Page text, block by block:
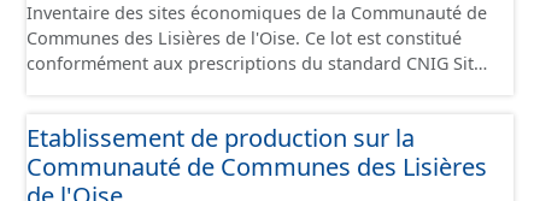
Inventaire des sites économiques de la Communauté de
Communes des Lisières de l'Oise. Ce lot est constitué
conformément aux prescriptions du standard CNIG Sites
Etablissement de production sur la
Communauté de Communes des Lisières